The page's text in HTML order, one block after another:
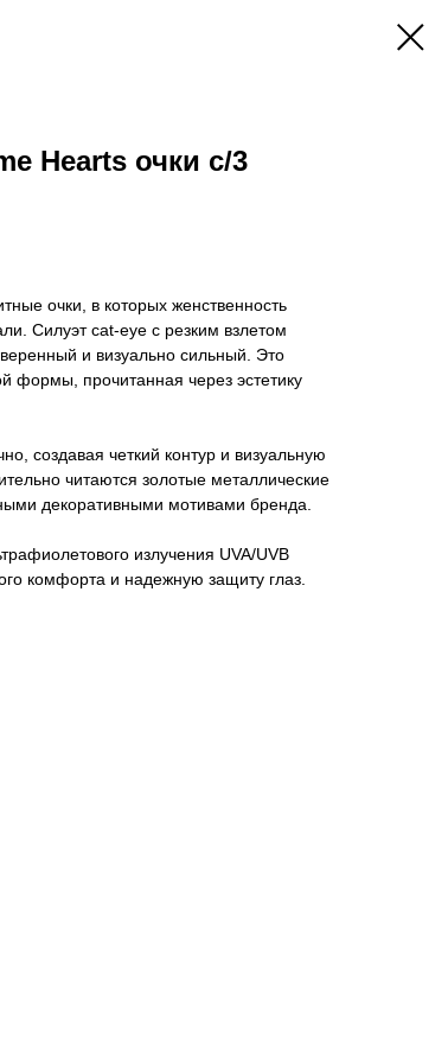
Hearts очки с/3
очки, в которых женственность
Силуэт cat-eye с резким взлетом
и визуально сильный. Это
формы, прочитанная через эстетику
создавая четкий контур и визуальную
читаются золотые металлические
декоративными мотивами бренда.
излучения UVA/UVB
комфорта и надежную защиту глаз.